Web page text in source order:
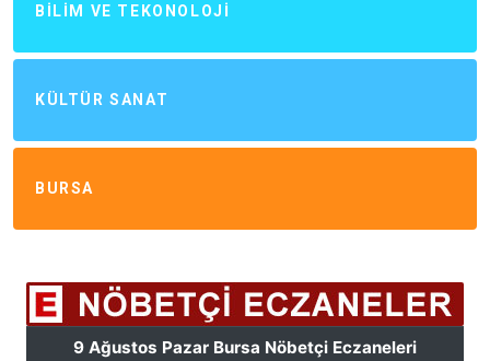
BILIM VE TEKONOLOJI
KÜLTÜR SANAT
BURSA